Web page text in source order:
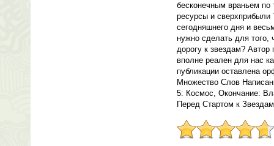
бесконечным враньем по
ресурсы и
сегодняшнего дня и
нужно сделать для того,
дорогу к звездам?
вполне реален для нас
публикации оставлена
Множество Слов
5: Космос, Окончание:
Перед Стартом к